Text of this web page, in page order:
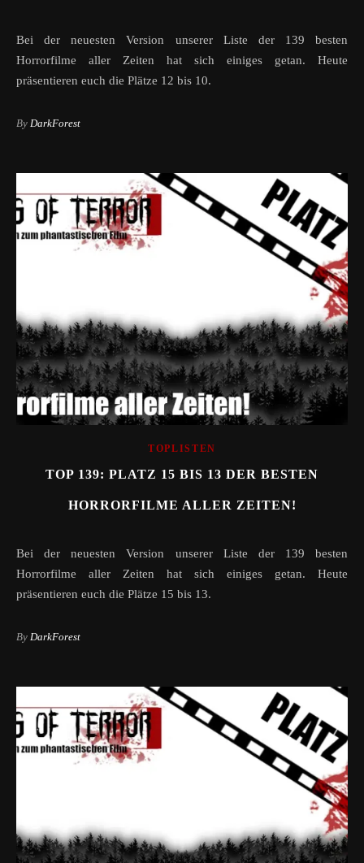
Bei der neuesten Version unserer Liste der 139 besten
Horrorfilme aller Zeiten hat sich einiges getan. Heute
präsentieren euch die Plätze 12 bis 10.
By DarkForest
TOPLISTEN
TOP 139: PLATZ 15 BIS 13 DER BESTEN
HORRORFILME ALLER ZEITEN!
Bei der neuesten Version unserer Liste der 139 besten
Horrorfilme aller Zeiten hat sich einiges getan. Heute
präsentieren euch die Plätze 15 bis 13.
By DarkForest